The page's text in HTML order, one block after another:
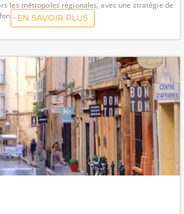
les métropoles régionales, avec une stratégie de
EN SAVOIR PLUS